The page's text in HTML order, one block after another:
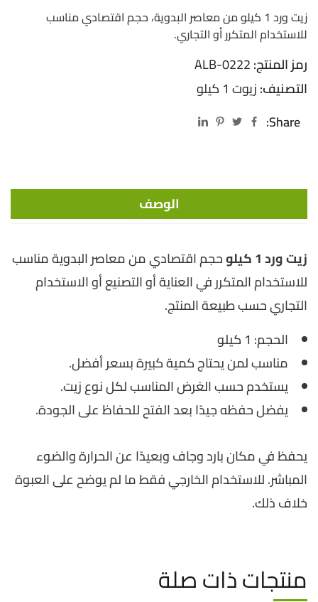
زيت ورد 1 كيلو من معاصر البدوية، حجم اقتصادي مناسب
للاستخدام المتكرر أو التجاري.
رمز المنتج:ALB-0222
التصنيف:زيوت 1 كيلو
Share:
الوصف
زيت ورد 1 كيلو
حجم اقتصادي من معاصر البدوية مناسب
للاستخدام المتكرر في العناية أو التصنيع أو الاستخدام
التجاري حسب طبيعة المنتج.
الحجم: 1 كيلو
مناسب لمن يحتاج كمية كبيرة بسعر أفضل.
يستخدم حسب الغرض المناسب لكل نوع زيت.
يفضل حفظه جيدًا بعد الفتح للحفاظ على الجودة.
يحفظ في مكان بارد وجاف وبعيدًا عن الحرارة والضوء
المباشر. للاستخدام الخارجي فقط ما لم يوضح على العبوة
خلاف ذلك.
منتجات ذات صلة